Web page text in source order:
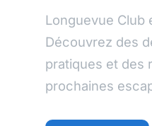
Longuevue Club
Découvrez des
pratiques et des
prochaines